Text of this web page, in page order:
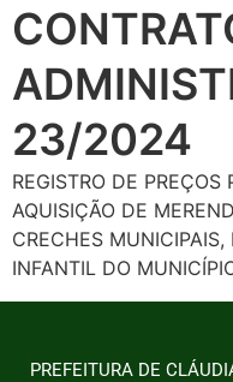
23/2024
REGISTRO DE
AQUISIÇÃO DE
CRECHES
INFANTIL DO
PREFEITURA DE